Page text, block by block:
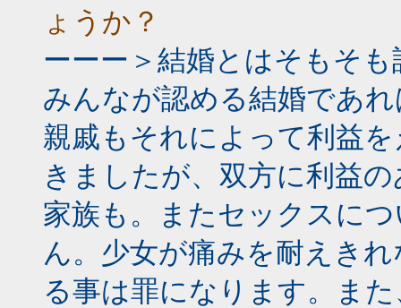
ょうか？
ーーー＞結婚とはそもそ
みんなが認める結婚であ
親戚もそれによって利益
きましたが、双方に利益
家族も。またセックスに
ん。少女が痛みを耐えき
る事は罪になります。ま